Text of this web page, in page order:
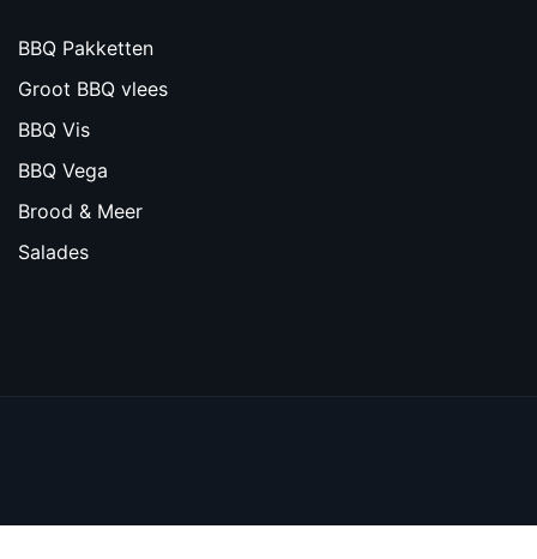
BBQ Pakketten
Groot BBQ vlees
BBQ Vis
BBQ Vega
Brood & Meer
Salades